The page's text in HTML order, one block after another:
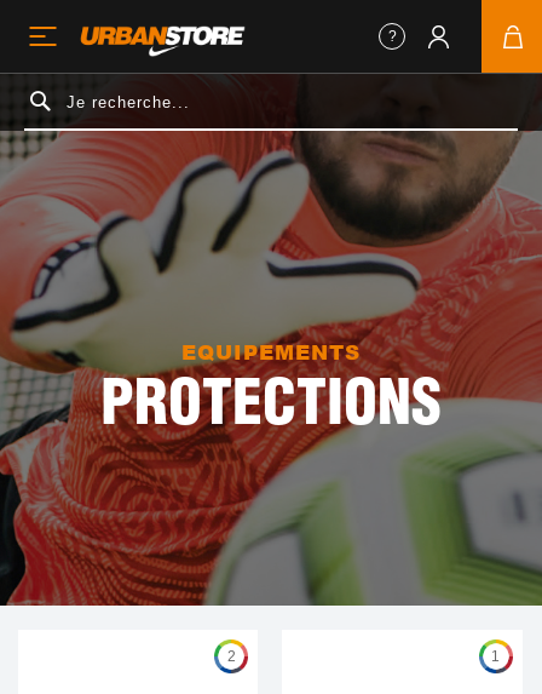
EQUIPEMENTS
PROTECTIONS
2 1